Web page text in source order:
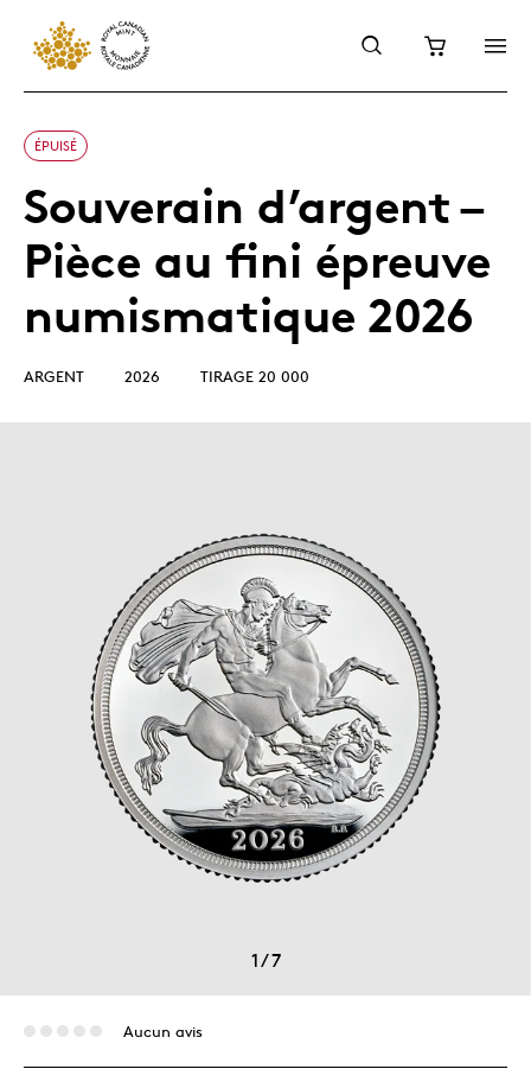
ÉPUISÉ
Souverain d’argent –
Pièce au fini épreuve
numismatique 2026
ARGENT 2026 TIRAGE 20 000
1/7
Aucun avis